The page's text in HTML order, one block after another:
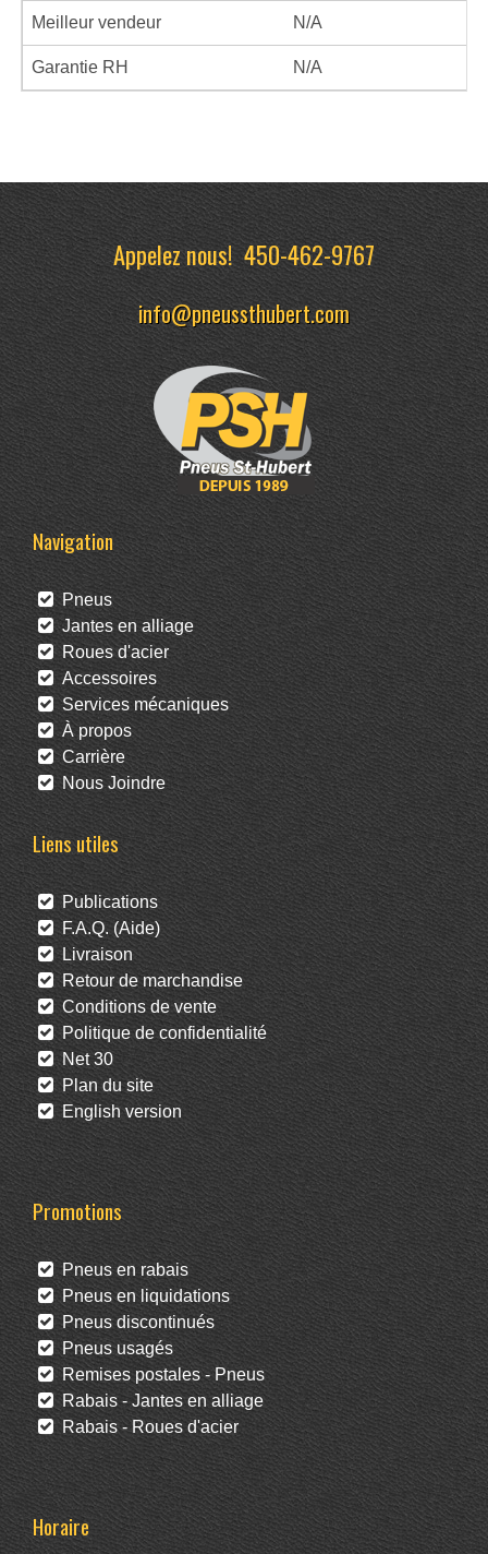
Meilleur vendeur N/A
Garantie RH N/A
Appelez nous!450-462-9767
info@pneussthubert.com
Navigation
Pneus
Jantes en alliage
Roues d'acier
Accessoires
Services mécaniques
À propos
Carrière
Nous Joindre
Liens utiles
Publications
F.A.Q. (Aide)
Livraison
Retour de marchandise
Conditions de vente
Politique de confidentialité
Net 30
Plan du site
English version
Promotions
Pneus en rabais
Pneus en liquidations
Pneus discontinués
Pneus usagés
Remises postales - Pneus
Rabais - Jantes en alliage
Rabais - Roues d'acier
Horaire